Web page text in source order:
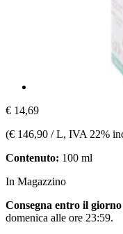
€ 14,69
(€ 146,90 / L, IVA 22%
Contenuto: 100 ml
In Magazzino
Consegna entro il
domenica alle ore 23:59.